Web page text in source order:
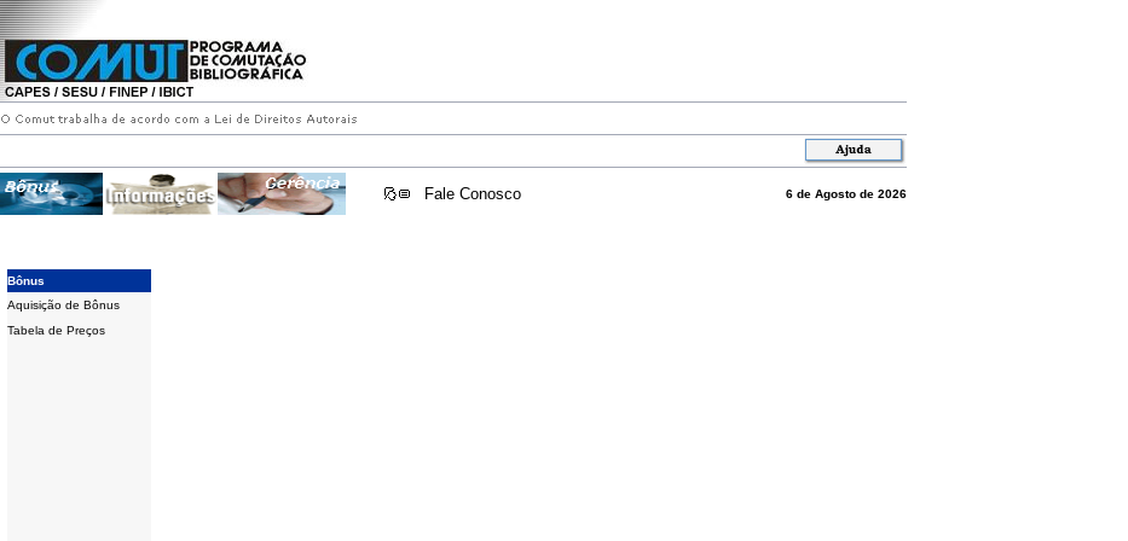
Fale Conosco 6 de Agosto de 2026
Bônus
Aquisição de Bônus
Tabela de Preços